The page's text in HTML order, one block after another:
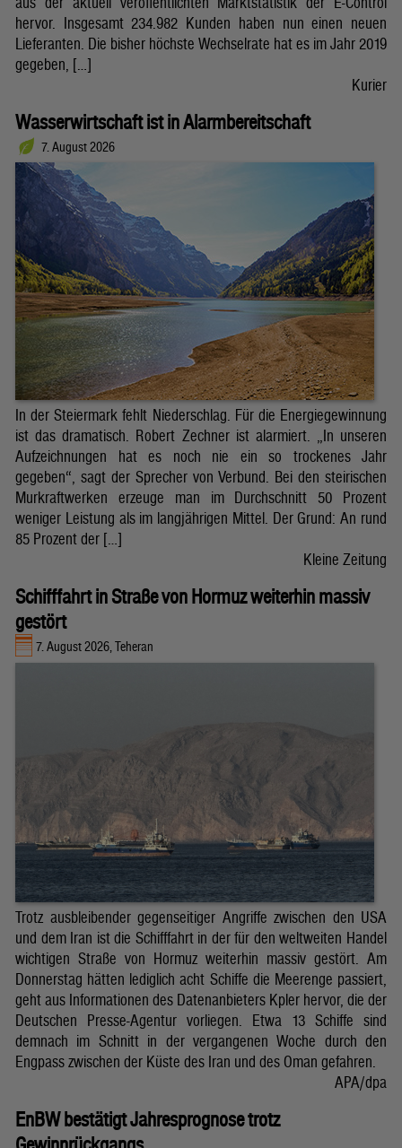
hervor. Insgesamt 234.982 Kunden haben nun einen neuen
Lieferanten. Die bisher höchste Wechselrate hat es im Jahr 2019
gegeben, […]
Kurier
Wasserwirtschaft ist in Alarmbereitschaft
7. August 2026
In der Steiermark fehlt Niederschlag. Für die Energiegewinnung
ist das dramatisch. Robert Zechner ist alarmiert. „In unseren
Aufzeichnungen hat es noch nie ein so trockenes Jahr
gegeben“, sagt der Sprecher von Verbund. Bei den steirischen
Murkraftwerken erzeuge man im Durchschnitt 50 Prozent
weniger Leistung als im langjährigen Mittel. Der Grund: An rund
85 Prozent der […]
Kleine Zeitung
Schifffahrt in Straße von Hormuz weiterhin massiv
gestört
7. August 2026, Teheran
Trotz ausbleibender gegenseitiger Angriffe zwischen den USA
und dem Iran ist die Schifffahrt in der für den weltweiten Handel
wichtigen Straße von Hormuz weiterhin massiv gestört. Am
Donnerstag hätten lediglich acht Schiffe die Meerenge passiert,
geht aus Informationen des Datenanbieters Kpler hervor, die der
Deutschen Presse-Agentur vorliegen. Etwa 13 Schiffe sind
demnach im Schnitt in der vergangenen Woche durch den
Engpass zwischen der Küste des Iran und des Oman gefahren.
APA/dpa
EnBW bestätigt Jahresprognose trotz